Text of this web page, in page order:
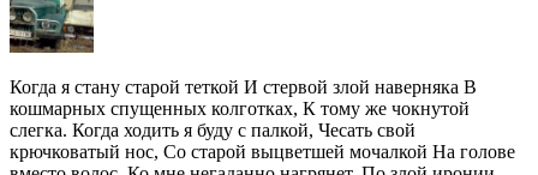
Когда я стану старой теткой И стервой злой наверняка В
кошмарных спущенных колготках, К тому же чокнутой
слегка. Когда ходить я буду с палкой, Чесать свой
крючковатый нос, Со старой выцветшей мочалкой На голове